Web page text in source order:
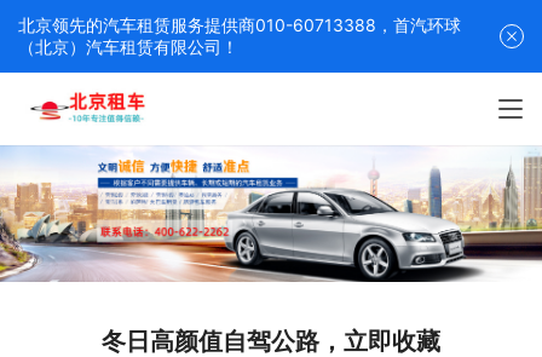
冬日高颜值自驾公路，立即收藏
北京领先的汽车租赁服务提供商010-60713388，首汽环球
（北京）汽车租赁有限公司！